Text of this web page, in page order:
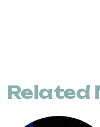
Related